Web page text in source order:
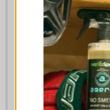
24 x Celsius
355 ml
499 kr 369